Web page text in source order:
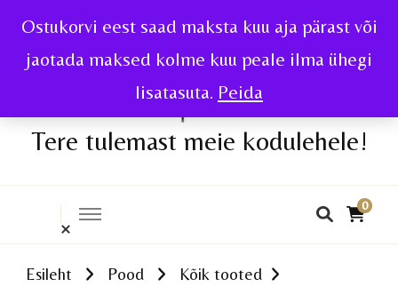
Ostukorvi eest saad maksta kuu aja pärast või
jaotada maksed kolme kuu peale ilma ühegi
lisatasuta. Peida
Tere tulemast meie kodulehele!
0
Esileht Pood Kõik tooted